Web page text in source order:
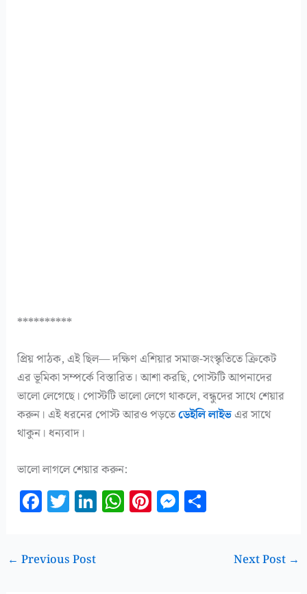
**********
প্রিয় পাঠক, এই ছিল— দক্ষিণ এশিয়ার সমাজ-সংস্কৃতিতে ক্রিকেট
এর ভূমিকা সম্পর্কে বিস্তারিত। আশা করছি, পোস্টটি আপনাদের
ভালো লেগেছে। পোস্টটি ভালো লেগে থাকলে, বন্ধুদের সাথে শেয়ার
করুন। এই ধরনের পোস্ট আরও পড়তেডেইলি লাইভএর সাথে
থাকুন। ধন্যবাদ।
ভালো লাগলে শেয়ার করুন:
F
a
c
e
T
w
it
te
Li
n
W
h
Pi
n
M
es
← Previous Post Next Post →